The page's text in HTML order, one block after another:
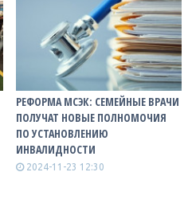
РЕФОРМА МСЭК: СЕМЕЙНЫЕ ВРАЧИ
ПОЛУЧАТ НОВЫЕ ПОЛНОМОЧИЯ
ПО УСТАНОВЛЕНИЮ
ИНВАЛИДНОСТИ
2024-11-23 12:30